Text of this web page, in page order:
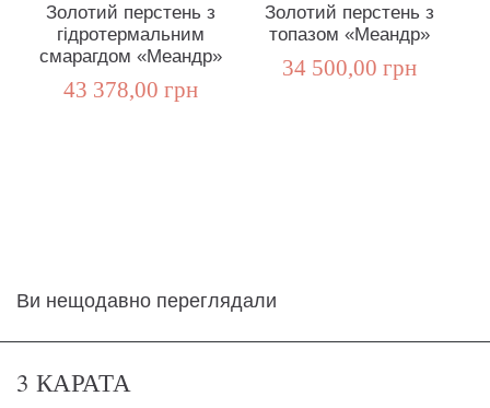
Золотий перстень з
гідротермальним
смарагдом «Меандр»
43 378,00 грн
Золотий перстень з
топазом «Меандр»
34 500,00 грн
Ви нещодавно переглядали
3 КАРАТА